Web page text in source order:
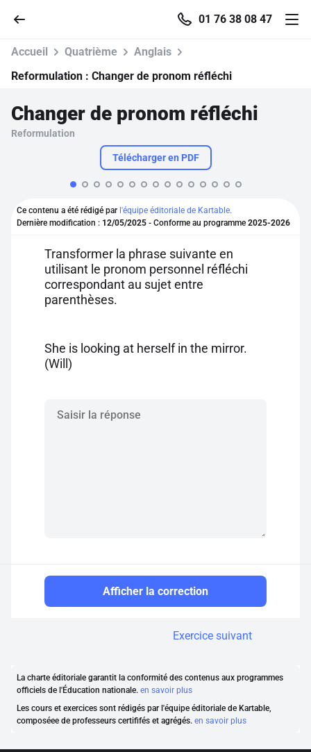
01 76 38 08 47
Accueil
Recherche
Se connecter
S'inscrire gratuitement
Pour profiter de 10 contenus offerts.
Accueil Quatrième
Anglais
Reformulation : Changer de pronom réfléchi
Changer de pronom réfléchi
Reformulation
Télécharger en PDF
Ce contenu a été rédigé par l'équipe éditoriale de Kartable.
Dernière modification : 12/05/2025 - Conforme au programme 2025-2026
Transformer la phrase suivante en
utilisant le pronom personnel réfléchi
correspondant au sujet entre
parenthèses.
She is looking at herself in the mirror.
(Will)
Afficher la correction
Exercice suivant
La charte éditoriale garantit la conformité des contenus aux programmes
officiels de l'Éducation nationale. en savoir plus
Les cours et exercices sont rédigés par l'équipe éditoriale de Kartable,
composéee de professeurs certififés et agrégés. en savoir plus